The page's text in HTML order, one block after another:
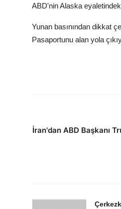
ABD'nin Alaska
Yunan basınından dikkat
Pasaportunu alan yola
İran'dan ABD Başkanı